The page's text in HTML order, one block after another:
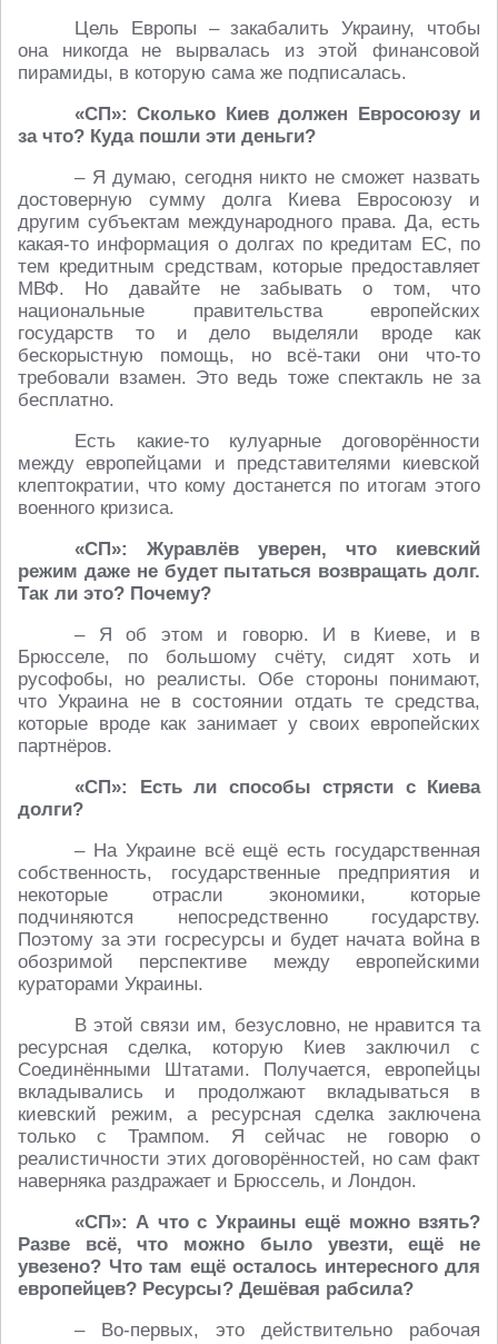
Цель Европы – закабалить Украину, чтобы
она никогда не вырвалась из этой финансовой
пирамиды, в которую сама же подписалась.
«СП»: Сколько Киев должен Евросоюзу и
за что? Куда пошли эти деньги?
– Я думаю, сегодня никто не сможет назвать
достоверную сумму долга Киева Евросоюзу и
другим субъектам международного права. Да, есть
какая-то информация о долгах по кредитам ЕС, по
тем кредитным средствам, которые предоставляет
МВФ. Но давайте не забывать о том, что
национальные правительства европейских
государств то и дело выделяли вроде как
бескорыстную помощь, но всё-таки они что-то
требовали взамен. Это ведь тоже спектакль не за
бесплатно.
Есть какие-то кулуарные договорённости
между европейцами и представителями киевской
клептократии, что кому достанется по итогам этого
военного кризиса.
«СП»: Журавлёв уверен, что киевский
режим даже не будет пытаться возвращать долг.
Так ли это? Почему?
– Я об этом и говорю. И в Киеве, и в
Брюсселе, по большому счёту, сидят хоть и
русофобы, но реалисты. Обе стороны понимают,
что Украина не в состоянии отдать те средства,
которые вроде как занимает у своих европейских
партнёров.
«СП»: Есть ли способы стрясти с Киева
долги?
– На Украине всё ещё есть государственная
собственность, государственные предприятия и
некоторые отрасли экономики, которые
подчиняются непосредственно государству.
Поэтому за эти госресурсы и будет начата война в
обозримой перспективе между европейскими
кураторами Украины.
В этой связи им, безусловно, не нравится та
ресурсная сделка, которую Киев заключил с
Соединёнными Штатами. Получается, европейцы
вкладывались и продолжают вкладываться в
киевский режим, а ресурсная сделка заключена
только с Трампом. Я сейчас не говорю о
реалистичности этих договорённостей, но сам факт
наверняка раздражает и Брюссель, и Лондон.
«СП»: А что с Украины ещё можно взять?
Разве всё, что можно было увезти, ещё не
увезено? Что там ещё осталось интересного для
европейцев? Ресурсы? Дешёвая рабсила?
– Во-первых, это действительно рабочая